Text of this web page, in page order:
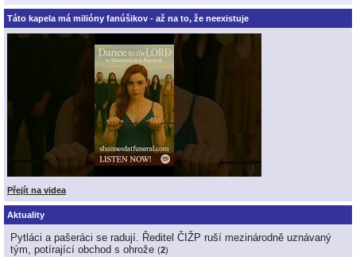
Táto kapela má milióny fanúšikov - až na to, že neexistuje
Přejít na videa
Aktuality
Pytláci a pašeráci se radují. Ředitel ČIŽP ruší mezinárodně uznávaný
tým, potírající obchod s ohrože (2)